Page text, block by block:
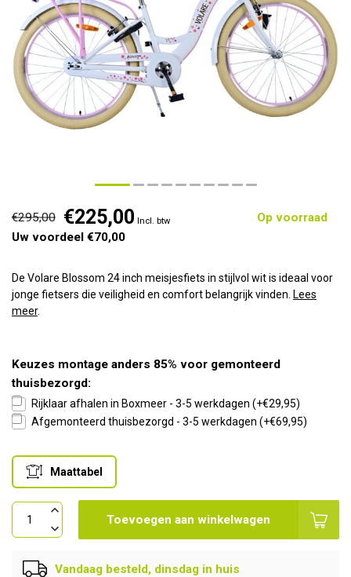
€295,00 €225,00 Incl. btw
Op voorraad
Uw voordeel €70,00
De Volare Blossom 24 inch meisjesfiets in stijlvol wit is ideaal voor
jonge fietsers die veiligheid en comfort belangrijk vinden. Lees
meer.
Keuzes montage anders 85% voor gemonteerd
thuisbezorgd:
Rijklaar afhalen in Boxmeer - 3-5 werkdagen (+€29,95)
Afgemonteerd thuisbezorgd - 3-5 werkdagen (+€69,95)
Maattabel
Toevoegen aan winkelwagen
Vandaag besteld, dinsdag in huis